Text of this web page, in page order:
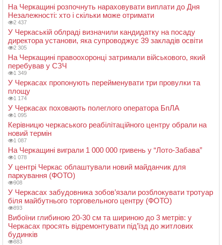
На Черкащині розпочнуть нараховувати виплати до Дня
Незалежності: хто і скільки може отримати
2 437
У Черкаській облраді визначили кандидатку на посаду
директора установи, яка супроводжує 39 закладів освіти
2 305
На Черкащині правоохоронці затримали військового, який
перебував у СЗЧ
1 349
У Черкасах пропонують перейменувати три провулки та
площу
1 174
У Черкасах поховають полеглого оператора БпЛА
1 095
Керівницю черкаського реабілітаційного центру обрали на
новий термін
1 087
На Черкащині виграли 1 000 000 гривень у “Лото-Забава”
1 078
У центрі Черкас облаштували новий майданчик для
паркування (ФОТО)
908
У Черкасах забудовника зобов’язали розблокувати тротуар
біля майбутнього торговельного центру (ФОТО)
893
Вибоїни глибиною 20-30 см та шириною до 3 метрів: у
Черкасах просять відремонтувати під’їзд до житлових
будинків
883